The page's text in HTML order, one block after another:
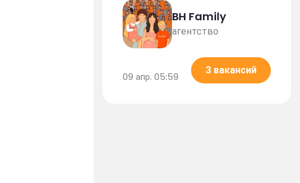
BH Family
агентство
09 апр. 05:59 3 вакансий